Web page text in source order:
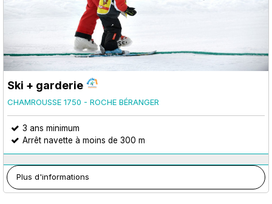
Ski + garderie
CHAMROUSSE 1750 - ROCHE BÉRANGER
3 ans minimum
Arrêt navette à moins de 300 m
Plus d'informations